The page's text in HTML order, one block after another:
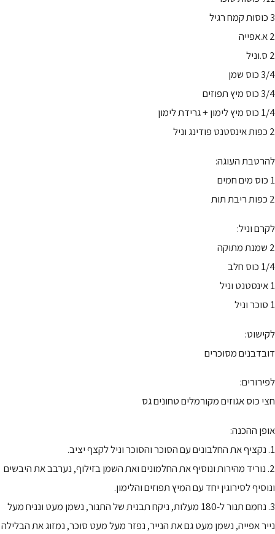
3 כוסות קמח רגיל
2 א.אפייה
2 ס.וניל
3/4 כוס שמן
3/4 כוס מיץ תפוזים
1/4 כוס מיץ לימון + גרידת לימון
2 כפות אינסטנט פודינג וניל
להרטבת העוגה:
1 כוס מים חמים
2 כפות ריבת תות
לקרם וניל:
2 שמנת מתוקה
1/4 כוס חלב
1 אינסטנט וניל
1 סוכר וניל
לקישוט:
דובדבנים מסוכרים
לפירורים:
חצי כוס אגוזים מקורמלים טחונים גס
אופן ההכנה:
1. נקציף את החלבונים עם הסוכר והסוכר וניל לקצף יציב.
2. נוריד מהירות ונוסיף את החלמונים ואת השמן בזילוף, נערבב את היבשים
ונוסיף לסירוגין יחד עם המיץ תפוזים והלימון.
3. נחמם תנור ל-180 מעלות, ניקח תבנית של התנור, נשמן מעט ונניח מעל
נייר אפייה, נשמן מעט גם את הנייר, נפזר מעל מעט סוכר, נמזוג את הבלילה